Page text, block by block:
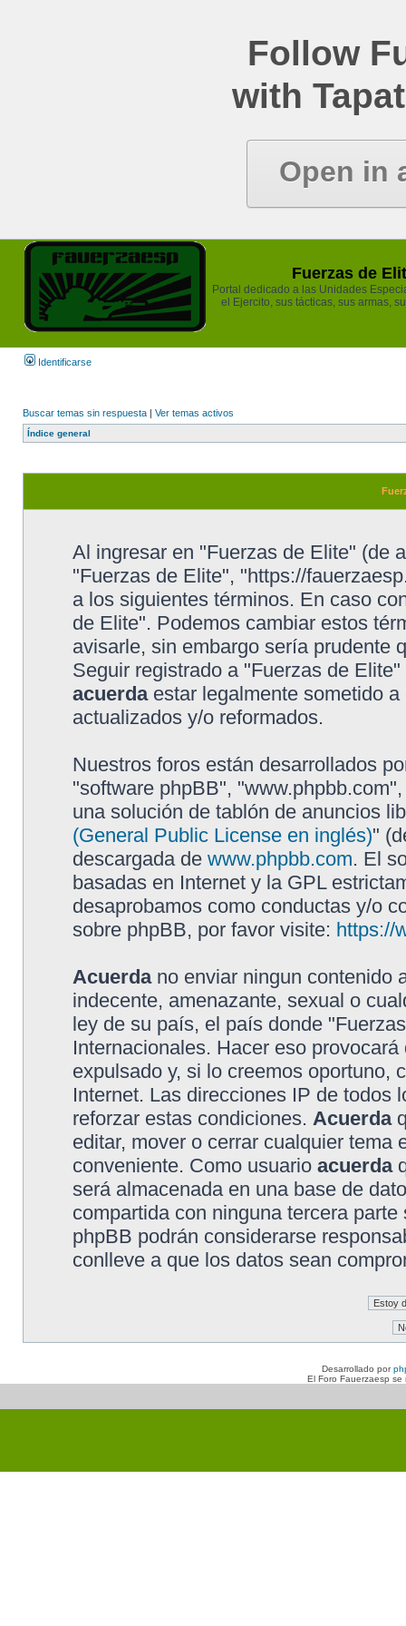
Follow
with
Open in
Fuerzas de
Portal dedicado a las Unidades
el Ejercito, sus tácticas, sus armas,
Identificarse
Buscar temas sin respuesta | Ver temas activos
Índice general
Al ingresar en "Fuerzas de Elite" (de
"Fuerzas de Elite", "https://
a los siguientes términos. En caso
de Elite". Podemos cambiar estos
avisarle, sin embargo sería prudente
Seguir registrado a "Fuerzas de
acuerdaestar legalmente sometido
actualizados y/o reformados.
Nuestros foros están desarrollados
"software phpBB",
una solución de tablón de anuncios
(General Public License en inglés)"
descargada de www.phpbb.com. El
basadas en Internet y la GPL
desaprobamos como conductas y/o
sobre phpBB, por favor visite: https://
Acuerdano enviar ningun contenido
indecente, amenazante, sexual o
ley de su país, el país donde
Internacionales. Hacer eso
expulsado y, si lo creemos oportuno,
Internet. Las direcciones IP de todos
reforzar estas condiciones. Acuerda
editar, mover o cerrar cualquier tema
conveniente. Como usuario acuerda
será almacenada en una base de
compartida con ninguna tercera
phpBB podrán considerarse
conlleve a que los datos sean
Desarrollado por
El Foro Fauerzaesp